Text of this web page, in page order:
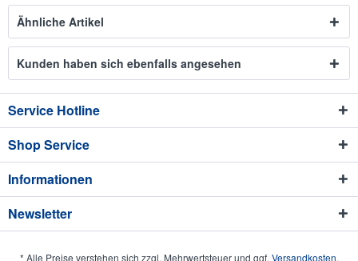
Ähnliche Artikel
Kunden haben sich ebenfalls angesehen
Service Hotline
Shop Service
Informationen
Newsletter
* Alle Preise verstehen sich zzgl. Mehrwertsteuer und ggf. Versandkosten.